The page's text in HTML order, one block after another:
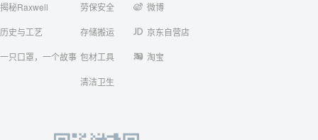
揭秘Raxwell
历史与工艺
一只口罩，一个故事
劳保安全
存储搬运
包材工具
清洁卫生
微博
京东自营店
淘宝